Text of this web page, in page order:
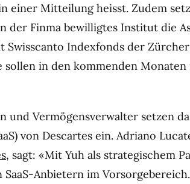
einer Mitteilung heisst. Zudem
der Finma bewilligtes Institut die
Indexfonds der Zürcher
sollen in den kommenden
und Vermögensverwalter setzen
von Descartes ein. Adriano
, sagt: «Mit Yuh als strategischem
Anbietern im